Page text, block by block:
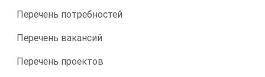
Перечень потребностей
Перечень вакансий
Перечень проектов